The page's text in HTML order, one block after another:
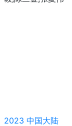
2023 中国大陆